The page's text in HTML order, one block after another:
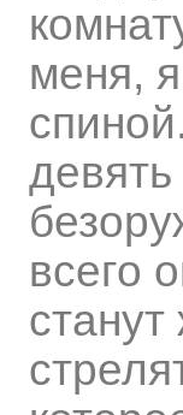
меня,
всего